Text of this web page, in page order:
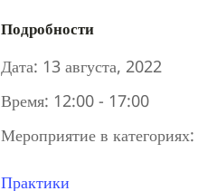
Подробности
Дата: 13 августа, 2022
Время: 12:00 - 17:00
Мероприятие в категориях:
Практики